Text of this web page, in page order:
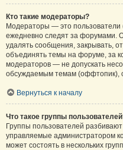
Кто такие модераторы?
Модераторы — это пользователи
ежедневно следят за форумами.
удалять сообщения, закрывать,
объединять темы на форуме, за
модераторов — не допускать
обсуждаемым темам (оффтопик),
Вернуться к началу
Что такое группы
Группы пользователей
управляемые администратором
может состоять в нескольких